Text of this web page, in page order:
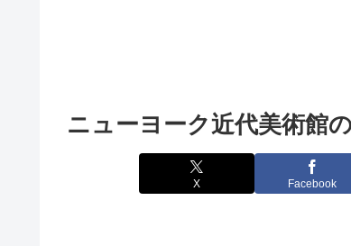
ニューヨーク近代美術館
X Facebook